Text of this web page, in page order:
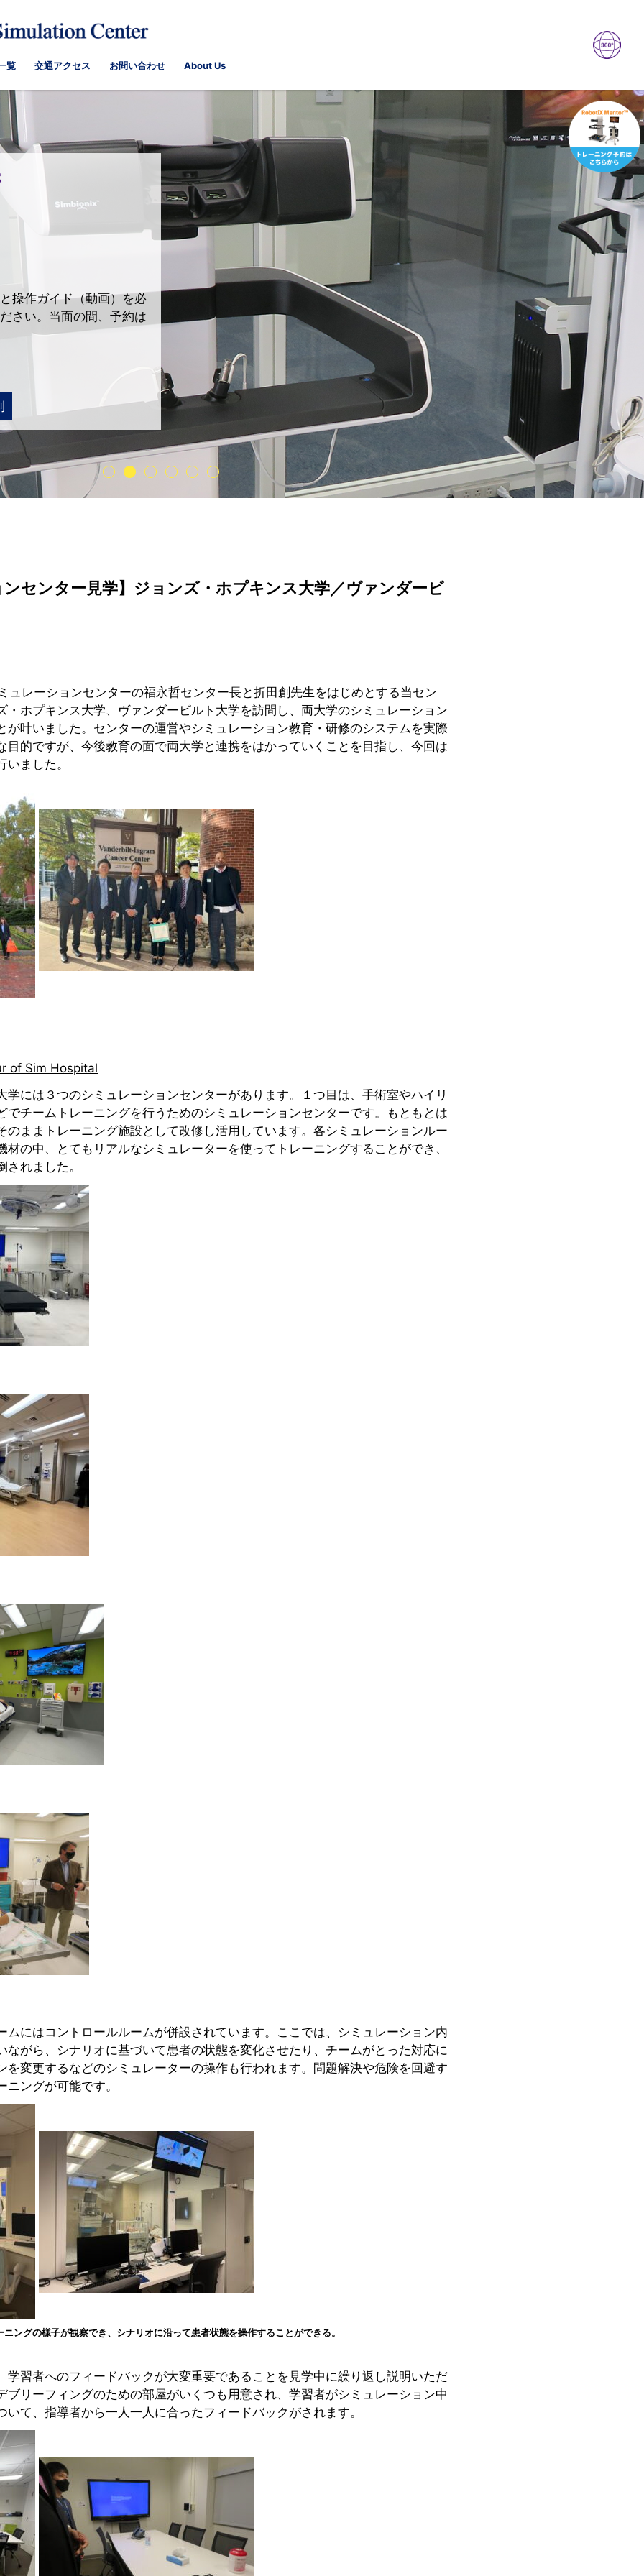
覧 交通アクセス お問い合わせ About Us
操作ガイド（動画）を必
さい。当面の間、予約は
センター見学】ジョンズ・ホプキンス大学／ヴァンダービ
ュレーションセンターの福永哲センター長と折田創先生をはじめとする当セン
・ホプキンス大学、ヴァンダービルト大学を訪問し、両大学のシミュレーション
が叶いました。センターの運営やシミュレーション教育・研修のシステムを実際
目的ですが、今後教育の面で両大学と連携をはかっていくことを目指し、今回は
ました。
of Sim Hospital
学には３つのシミュレーションセンターがあります。１つ目は、手術室やハイリ
でチームトレーニングを行うためのシミュレーションセンターです。もともとは
のままトレーニング施設として改修し活用しています。各シミュレーションルー
材の中、とてもリアルなシミュレーターを使ってトレーニングすることができ、
れました。
ムにはコントロールルームが併設されています。ここでは、シミュレーション内
ながら、シナリオに基づいて患者の状態を変化させたり、チームがとった対応に
を変更するなどのシミュレーターの操作も行われます。問題解決や危険を回避す
ングが可能です。
ニングの様子が観察でき、シナリオに沿って患者状態を操作することができる。
学習者へのフィードバックが大変重要であることを見学中に繰り返し説明いただ
ブリーフィングのための部屋がいくつも用意され、学習者がシミュレーション中
いて、指導者から一人一人に合ったフィードバックがされます。